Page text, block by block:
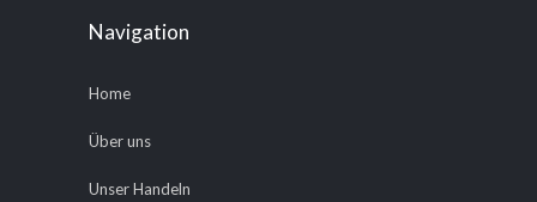
Navigation
Home
Über uns
Unser Handeln